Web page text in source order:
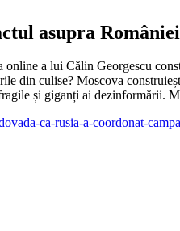
asupra României
a lui Călin Georgescu
din culise? Moscova
și giganți ai dezinformării.
ca-rusia-a-coordonat-